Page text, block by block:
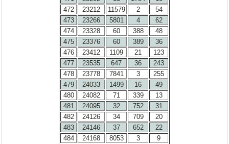
472
23212 11579 2
54
473
23266 5801 4
62
474
23328 60 388
48
475
23376 60 389
36
476
23412 1109 21
123
477
23535 647 36
243
478
23778 7841 3
255
479
24033 1499 16
49
480
24082 71 339
13
481
24095 32 752
31
482
24126 34 709
20
483
24146 37 652
22
484
24168 8053 3 9